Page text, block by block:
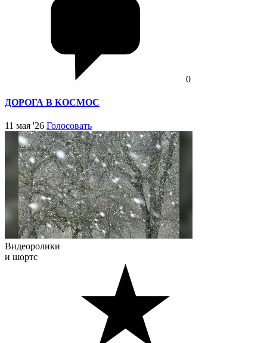
0
ДОРОГА В КОСМОС
11 мая '26 Голосовать
Видеоролики
и шортс